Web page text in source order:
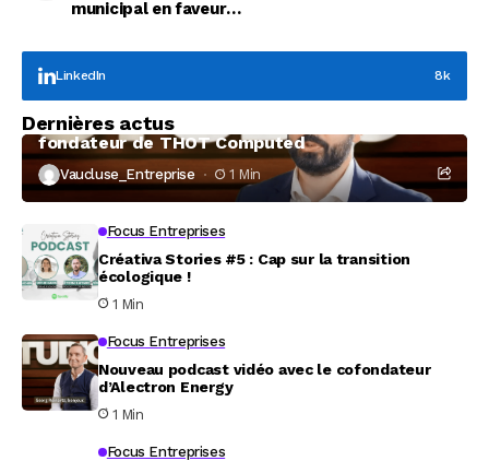
municipal en faveur
commerces
LinkedIn 8k
Dernières actus
À la rencontre de Christophe Coeffier, dirigeant
fondateur de THOT Computed
Vaucluse_Entreprise 1 Min
Focus Entreprises
Créativa Stories #5 : Cap sur la transition
écologique !
1 Min
Focus Entreprises
Nouveau podcast vidéo avec le cofondateur
d’Alectron Energy
1 Min
Focus Entreprises